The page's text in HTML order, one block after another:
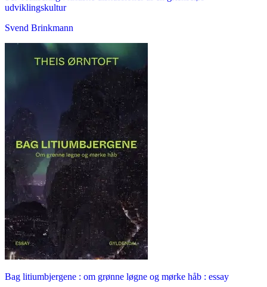
udviklingskultur
Svend Brinkmann
Bag litiumbjergene : om grønne løgne og mørke håb : essay